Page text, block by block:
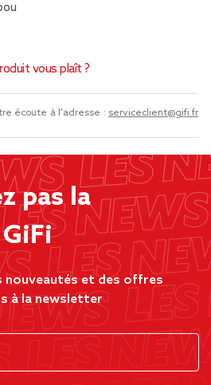
vous plaît ?
écoute à l'adresse : serviceclient@gifi.fr
pas la
nouveautés et des offres
à la newsletter